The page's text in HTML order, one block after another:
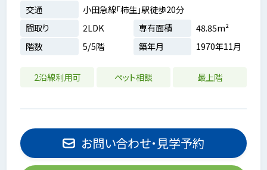
交通
小田急線「柿生」駅徒歩20分
間取り
2LDK 専有面積
48.85m²
階数
5/5階 築年月 1970年11月
2沿線利用可 ペット相談 最上階
お問い合わせ・見学予約